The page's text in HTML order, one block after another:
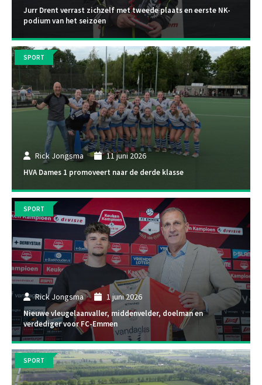
Jurr Drent verrast zichzelf met tweede plaats en eerste NK-
podium van het seizoen
Rick Jongsma 11 juni 2026
HVA Dames 1 promoveert naar de derde klasse
SPORT
Rick Jongsma 1 juni 2026
Nieuwe vleugelaanvaller, middenvelder, doelman en
verdediger voor FC-Emmen
SPORT
SPORT